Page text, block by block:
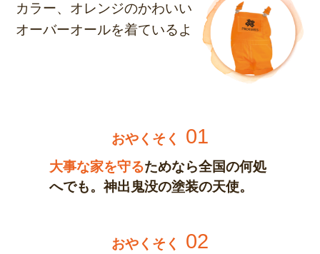
カラー、オレンジのかわいい
オーバーオールを着ているよ
おやくそく 01
大事な家を守るためなら全国の何処
へでも。神出鬼没の塗装の天使。
おやくそく 02